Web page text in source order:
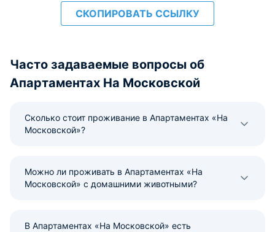
СКОПИРОВАТЬ ССЫЛКУ
Часто задаваемые вопросы об
Апартаментах На Московской
Сколько стоит проживание в Апартаментах «На
Московской»?
Можно ли проживать в Апартаментах «На
Московской» с домашними животными?
В Апартаментах «На Московской» есть